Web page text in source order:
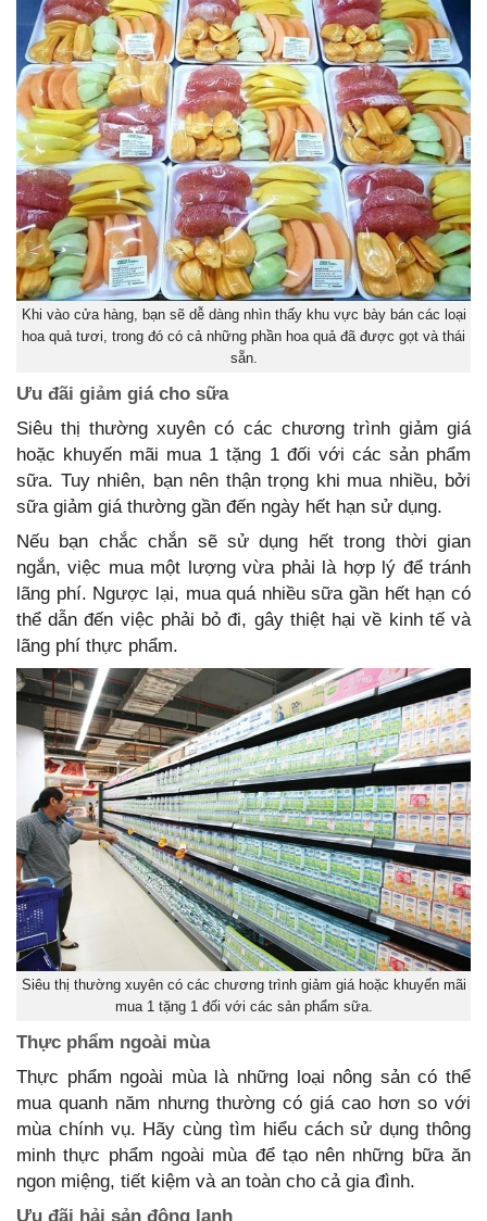
Khi vào cửa hàng, bạn sẽ dễ dàng nhìn thấy khu vực bày bán các loại
hoa quả tươi, trong đó có cả những phần hoa quả đã được gọt và thái
sẵn.
Ưu đãi giảm giá cho sữa
Siêu thị thường xuyên có các chương trình giảm giá
hoặc khuyến mãi mua 1 tặng 1 đối với các sản phẩm
sữa. Tuy nhiên, bạn nên thận trọng khi mua nhiều, bởi
sữa giảm giá thường gần đến ngày hết hạn sử dụng.
Nếu bạn chắc chắn sẽ sử dụng hết trong thời gian
ngắn, việc mua một lượng vừa phải là hợp lý để tránh
lãng phí. Ngược lại, mua quá nhiều sữa gần hết hạn có
thể dẫn đến việc phải bỏ đi, gây thiệt hại về kinh tế và
lãng phí thực phẩm.
Siêu thị thường xuyên có các chương trình giảm giá hoặc khuyến mãi
mua 1 tặng 1 đối với các sản phẩm sữa.
Thực phẩm ngoài mùa
Thực phẩm ngoài mùa là những loại nông sản có thể
mua quanh năm nhưng thường có giá cao hơn so với
mùa chính vụ. Hãy cùng tìm hiểu cách sử dụng thông
minh thực phẩm ngoài mùa để tạo nên những bữa ăn
ngon miệng, tiết kiệm và an toàn cho cả gia đình.
Ưu đãi hải sản đông lạnh